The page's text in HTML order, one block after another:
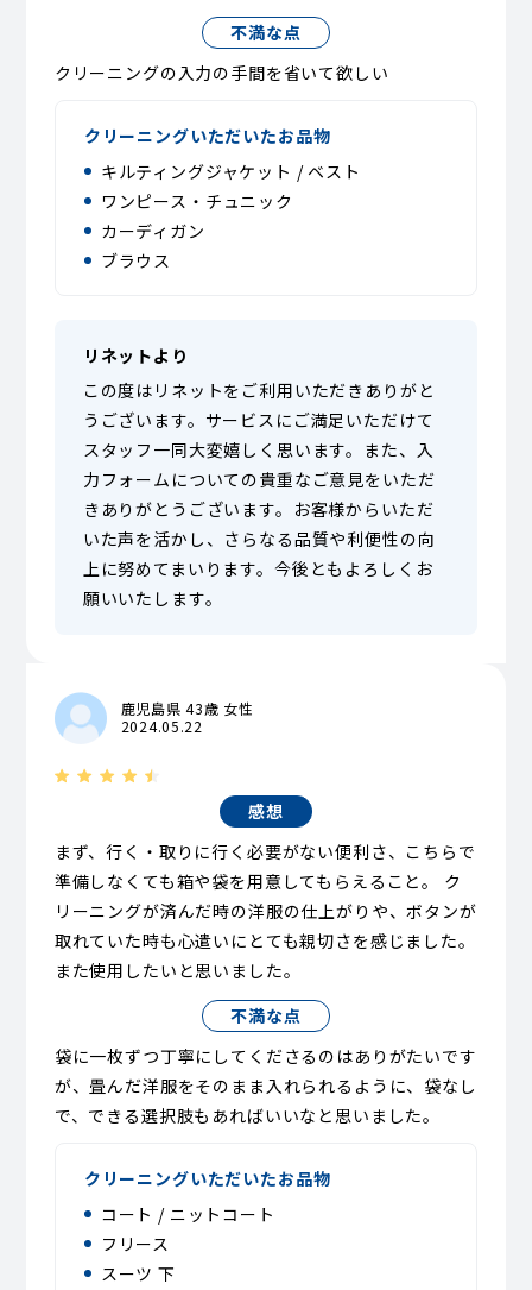
不満な点
クリーニングの入力の手間を省いて欲しい
クリーニングいただいたお品物
キルティングジャケット / ベスト
ワンピース・チュニック
カーディガン
ブラウス
リネットより
この度はリネットをご利用いただきありがと
うございます。サービスにご満足いただけて
スタッフ一同大変嬉しく思います。また、入
力フォームについての貴重なご意見をいただ
きありがとうございます。お客様からいただ
いた声を活かし、さらなる品質や利便性の向
上に努めてまいります。今後ともよろしくお
願いいたします。
鹿児島県 43歳 女性
2024.05.22
感想
まず、行く・取りに行く必要がない便利さ、こちらで
準備しなくても箱や袋を用意してもらえること。 ク
リーニングが済んだ時の洋服の仕上がりや、ボタンが
取れていた時も心遣いにとても親切さを感じました。
また使用したいと思いました。
不満な点
袋に一枚ずつ丁寧にしてくださるのはありがたいです
が、畳んだ洋服をそのまま入れられるように、袋なし
で、できる選択肢もあればいいなと思いました。
クリーニングいただいたお品物
コート / ニットコート
フリース
スーツ 下